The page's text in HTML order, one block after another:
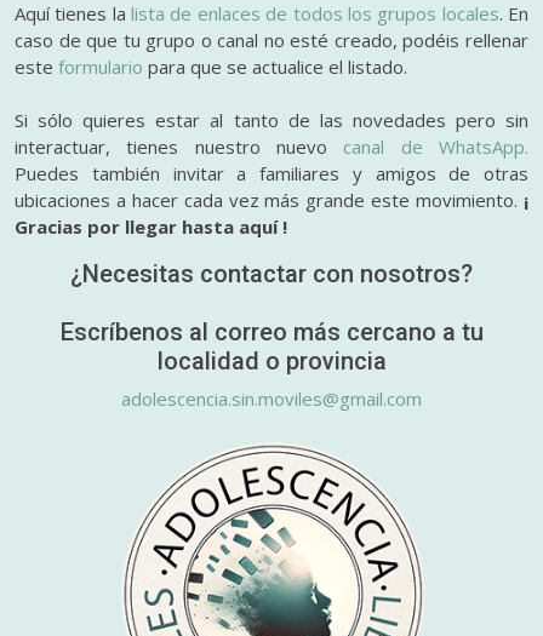
Aquí tienes lalista de enlaces de todos los grupos locales. En
caso de que tu grupo o canal no esté creado, podéis rellenar
este formulario para que se actualice el listado.
Si sólo quieres estar al tanto de las novedades pero sin
interactuar, tienes nuestro nuevo canal de WhatsApp.
Puedes también invitar a familiares y amigos de otras
ubicaciones a hacer cada vez más grande este movimiento. ¡
Gracias por llegar hasta aquí !
¿Necesitas contactar con nosotros?
Escríbenos al correo más cercano a tu
localidad o provincia
adolescencia.sin.moviles@gmail.com